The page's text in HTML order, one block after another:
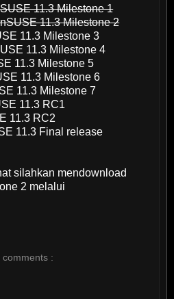
11.3 Milestone 1
11.3 Milestone 2
11.3 Milestone 3
11.3 Milestone 4
11.3 Milestone 5
11.3 Milestone 6
11.3 Milestone 7
11.3 RC1
11.3 RC2
11.3 Final release
silahkan mendownload
2 melalui
comments :